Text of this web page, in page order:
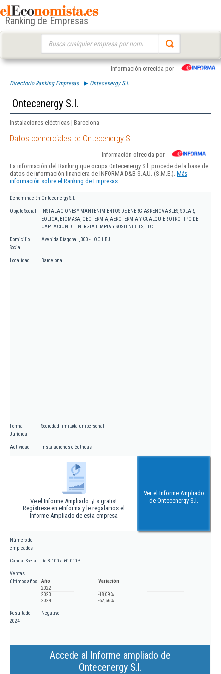
Ranking de Empresas
Información ofrecida por
Directorio Ranking Empresas Ontecenergy S.l.
Ontecenergy S.l.
Instalaciones eléctricas | Barcelona
Datos comerciales de Ontecenergy S.l.
Información ofrecida por
La información del Ranking que ocupa Ontecenergy S.l. procede de la base de
datos de información financiera de INFORMA D&B S.A.U. (S.M.E.). Más
información sobre el Ranking de Empresas.
Denominación Ontecenergy S.l.
Objeto Social
INSTALACIONES Y MANTENIMIENTOS DE ENERGIAS RENOVABLES, SOLAR,
EOLICA, BIOMASA, GEOTERMIA, AEROTERMIA Y CUALQUIER OTRO TIPO DE
CAPTACION DE ENERGIA LIMPIA Y SOSTENIBLES, ETC
Domicilio
Social
Avenida Diagonal , 300 - LOC 1 BJ
Localidad Barcelona
Forma
Jurídica
Sociedad limitada unipersonal
Actividad Instalaciones eléctricas
Ve el Informe Ampliado. ¡Es gratis!
Regístrese en eInforma y le regalamos el
Informe Ampliado de esta empresa
Ver el Informe Ampliado
de Ontecenergy S.l.
Número de
empleados
Capital Social De 3.100 a 60.000 €
Ventas
últimos años
Año
Variación
2022
2023
-18,09 %
2024
-52,66 %
Resultado
2024
Negativo
Accede al Informe ampliado de
Ontecenergy S.l.